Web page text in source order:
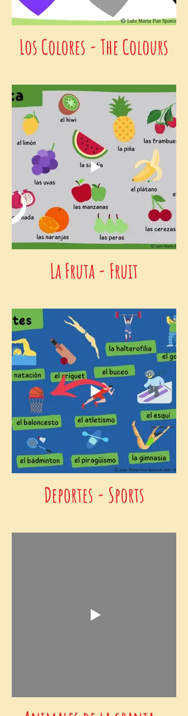
Los Colores - The Colours
La Fruta - Fruit
Deportes - Sports